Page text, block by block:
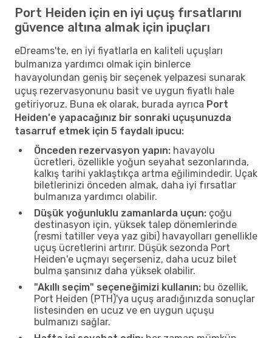
Port Heiden için en iyi uçuş fırsatlarını
güvence altına almak için ipuçları
eDreams'te, en iyi fiyatlarla en kaliteli uçuşları
bulmanıza yardımcı olmak için binlerce
havayolundan geniş bir seçenek yelpazesi sunarak
uçuş rezervasyonunu basit ve uygun fiyatlı hale
getiriyoruz. Buna ek olarak, burada ayrıca Port
Heiden'e yapacağınız bir sonraki uçuşunuzda
tasarruf etmek için 5 faydalı ipucu:
Önceden rezervasyon yapın: havayolu
ücretleri, özellikle yoğun seyahat sezonlarında,
kalkış tarihi yaklaştıkça artma eğilimindedir. Uçak
biletlerinizi önceden almak, daha iyi fırsatlar
bulmanıza yardımcı olabilir.
Düşük yoğunluklu zamanlarda uçun: çoğu
destinasyon için, yüksek talep dönemlerinde
(resmi tatiller veya yaz gibi) havayolları genellikle
uçuş ücretlerini artırır. Düşük sezonda Port
Heiden'e uçmayı seçerseniz, daha ucuz bilet
bulma şansınız daha yüksek olabilir.
"Akıllı seçim" seçeneğimizi kullanın: bu özellik,
Port Heiden (PTH)'ya uçuş aradığınızda sonuçlar
listesinden en ucuz ve en uygun uçuşu
bulmanızı sağlar.